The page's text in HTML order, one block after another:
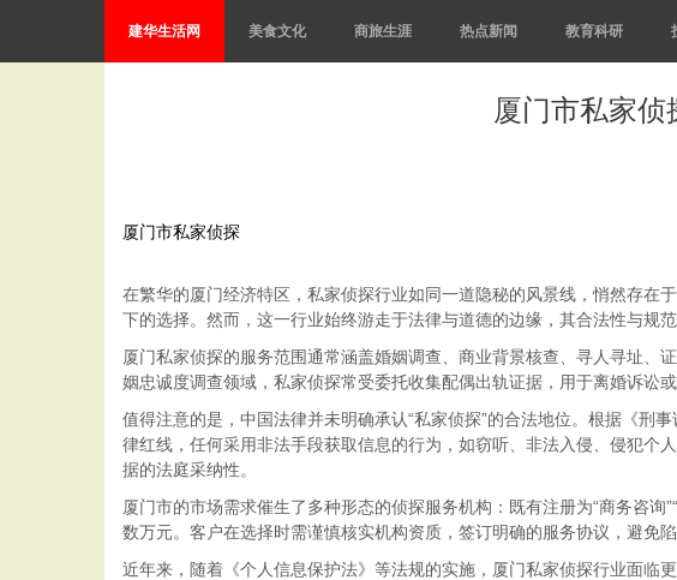
建华生活网 美食文化 商旅生涯 热点新闻 教育科研
厦门市私家
厦门市私家侦探
在繁华的厦门经济特区，私家侦探行业如同一道隐秘的风景线，悄然存在
下的选择。然而，这一行业始终游走于法律与道德的边缘，其合法性与规范
厦门私家侦探的服务范围通常涵盖婚姻调查、商业背景核查、寻人寻址
姻忠诚度调查领域，私家侦探常受委托收集配偶出轨证据，用于离婚诉讼
值得注意的是，中国法律并未明确承认“私家侦探”的合法地位。根据《刑
律红线，任何采用非法手段获取信息的行为，如窃听、非法入侵、侵犯个
据的法庭采纳性。
厦门市的市场需求催生了多种形态的侦探服务机构：既有注册为“商务咨
数万元。客户在选择时需谨慎核实机构资质，签订明确的服务协议，避免
近年来，随着《个人信息保护法》等法规的实施，厦门私家侦探行业面临